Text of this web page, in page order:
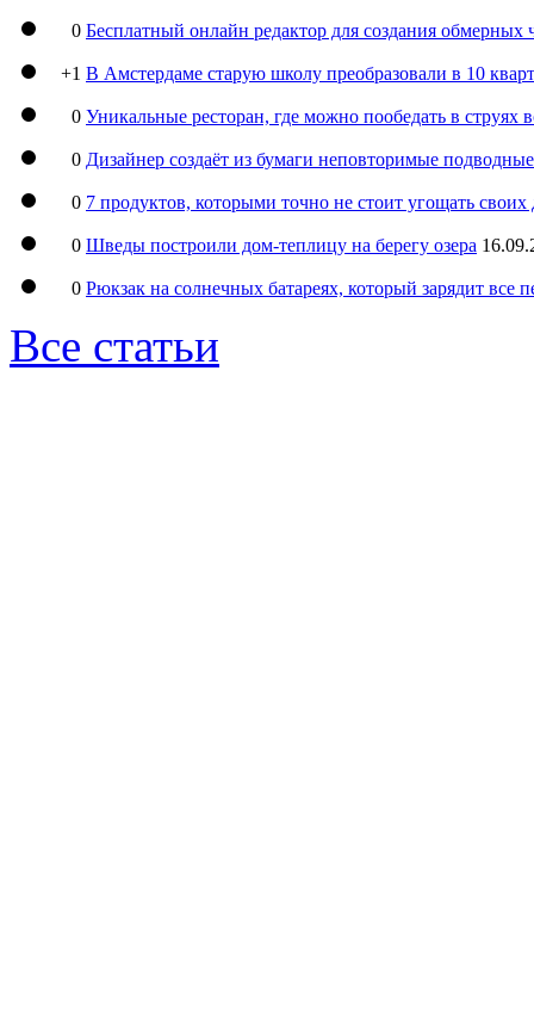
0 Бесплатный онлайн редактор для создания обмерных
+1 В Амстердаме старую школу преобразовали в 10
0 Уникальные ресторан, где можно пообедать в струях
0 Дизайнер создаёт из бумаги неповторимые
0 7 продуктов, которыми точно не стоит угощать
0 Шведы построили дом-теплицу на берегу озера
0 Рюкзак на солнечных батареях, который зарядит все
Все статьи